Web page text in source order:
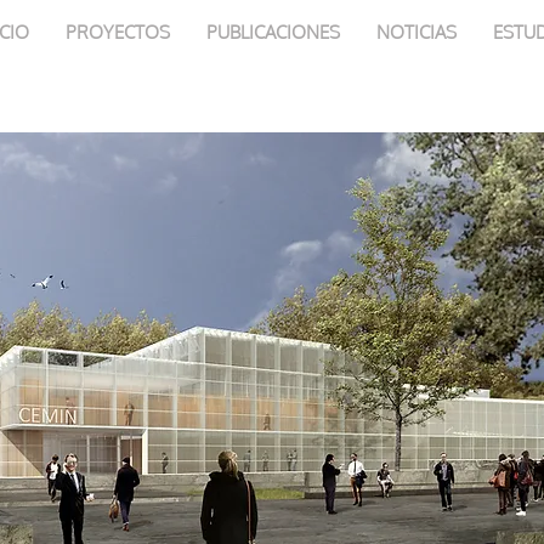
PROYECTOS PUBLICACIONES NOTICIAS